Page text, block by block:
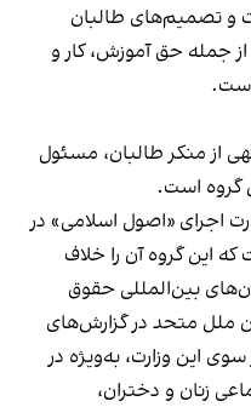
و تصمیم‌های طالبان
جمله حق آموزش، کار و
از منکر طالبان، مسئول
گروه است.
اجرای «اصول اسلامی» در
این گروه آن را خلاف
بین‌المللی حقوق
ملل متحد در گزارش‌های
این وزارت، به‌ویژه در
زنان و دختران،